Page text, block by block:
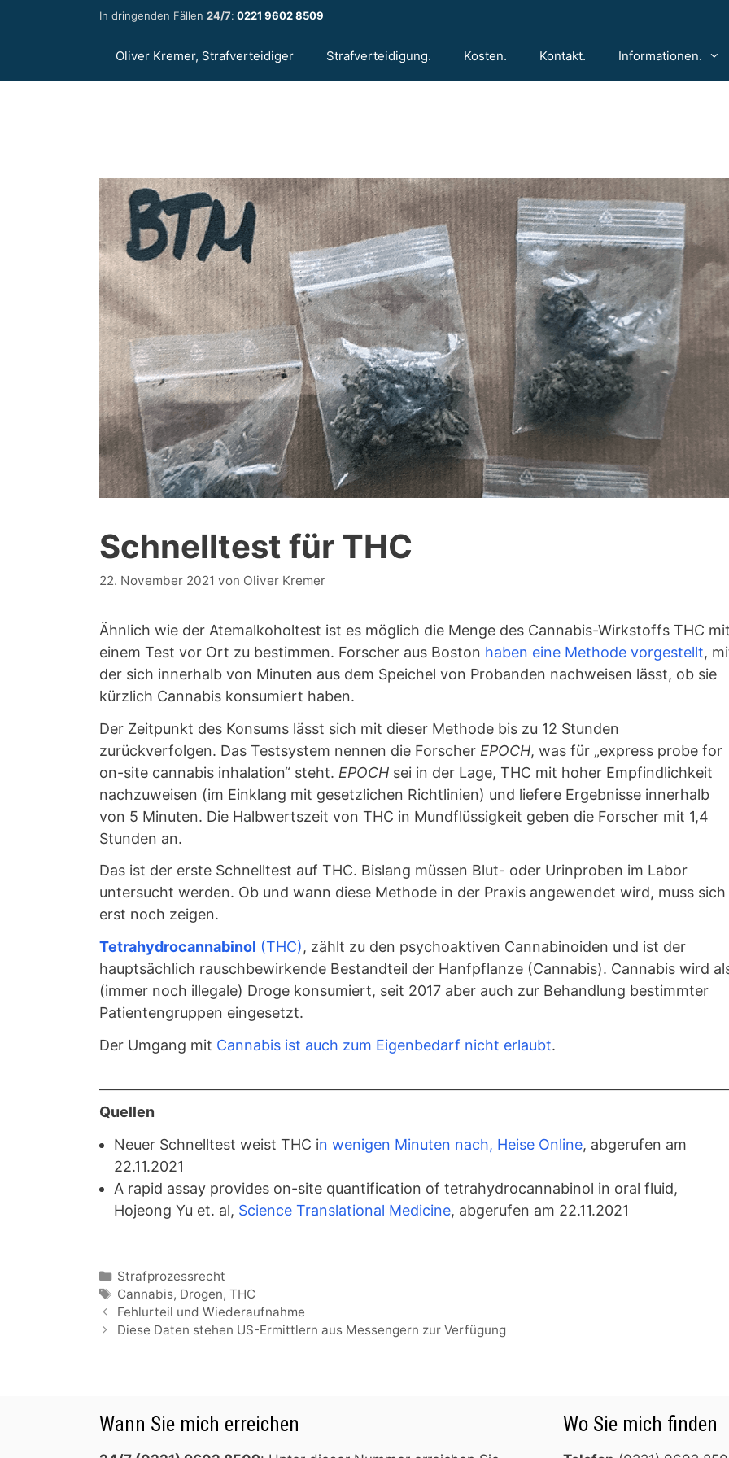
In dringenden Fällen 24/7: 0221 9602 8509
Oliver Kremer, Strafverteidiger Strafverteidigung. Kosten. Kontakt. Informationen.
Schnelltest für THC
22. November 2021 von Oliver Kremer
Ähnlich wie der Atemalkoholtest ist es möglich die Menge des Cannabis-Wirkstoffs THC
einem Test vor Ort zu bestimmen. Forscher aus Boston haben eine Methode vorgestellt,
der sich innerhalb von Minuten aus dem Speichel von Probanden nachweisen lässt, ob sie
kürzlich Cannabis konsumiert haben.
Der Zeitpunkt des Konsums lässt sich mit dieser Methode bis zu 12 Stunden
zurückverfolgen. Das Testsystem nennen die Forscher EPOCH, was für „express probe for
on-site cannabis inhalation“ steht. EPOCH sei in der Lage, THC mit hoher Empfindlichkeit
nachzuweisen (im Einklang mit gesetzlichen Richtlinien) und liefere Ergebnisse innerhalb
von 5 Minuten. Die Halbwertszeit von THC in Mundflüssigkeit geben die Forscher mit 1,4
Stunden an.
Das ist der erste Schnelltest auf THC. Bislang müssen Blut- oder Urinproben im Labor
untersucht werden. Ob und wann diese Methode in der Praxis angewendet wird, muss sich
erst noch zeigen.
Tetrahydrocannabinol (THC), zählt zu den psychoaktiven Cannabinoiden und ist der
hauptsächlich rauschbewirkende Bestandteil der Hanfpflanze (Cannabis). Cannabis wird
(immer noch illegale) Droge konsumiert, seit 2017 aber auch zur Behandlung bestimmter
Patientengruppen eingesetzt.
Der Umgang mit Cannabis ist auch zum Eigenbedarf nicht erlaubt.
Quellen
Neuer Schnelltest weist THC in wenigen Minuten nach, Heise Online, abgerufen am
22.11.2021
A rapid assay provides on-site quantification of tetrahydrocannabinol in oral fluid,
Hojeong Yu et. al, Science Translational Medicine, abgerufen am 22.11.2021
Kategorien
Strafprozessrecht
Schlagwörter
Cannabis, Drogen,THC
Fehlurteil und Wiederaufnahme
Diese Daten stehen US-Ermittlern aus Messengern zur Verfügung
Wann Sie mich erreichen Wo Sie mich finden